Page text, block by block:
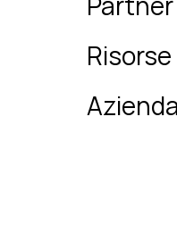
Risorse
Azienda